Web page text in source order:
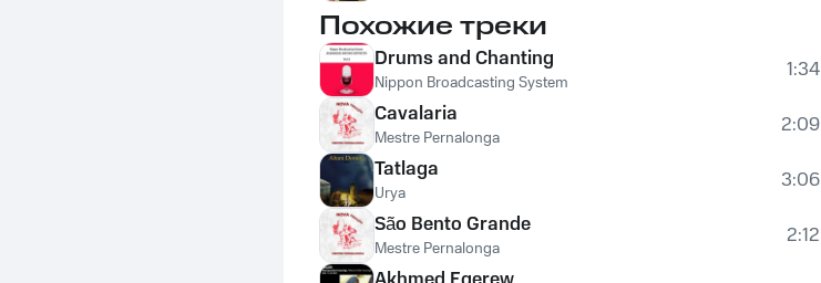
Похожие треки
Drums and Chanting
Nippon Broadcasting System
1:34
Cavalaria
Mestre Pernalonga
2:09
Tatlaga
Urya
3:06
São Bento Grande
Mestre Pernalonga
2:12